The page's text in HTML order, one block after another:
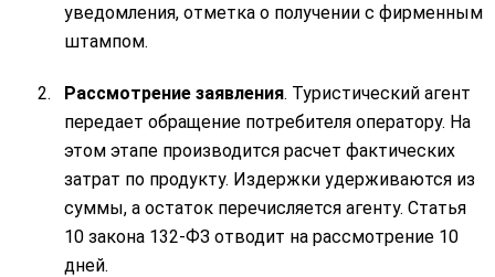
уведомления, отметка о получении с фирменным
штампом.
Рассмотрение заявления. Туристический агент
передает обращение потребителя оператору. На
этом этапе производится расчет фактических
затрат по продукту. Издержки удерживаются из
суммы, а остаток перечисляется агенту. Статья
10 закона 132-ФЗ отводит на рассмотрение 10
дней.